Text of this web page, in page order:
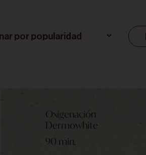
Oxigenación
Dermowhite
90 min.